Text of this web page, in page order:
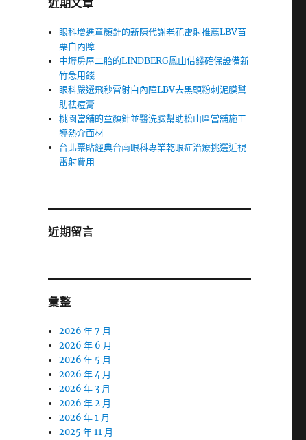
近期文章
眼科增進童顏針的新陳代謝老花雷射推薦LBV苗
栗白內障
中壢房屋二胎的LINDBERG鳳山借錢確保設備新
竹急用錢
眼科嚴選飛秒雷射白內障LBV去黑頭粉刺泥膜幫
助祛痘膏
桃園當舖的童顏針並醫洗臉幫助松山區當舖施工
導熱介面材
台北票貼經典台南眼科專業乾眼症治療挑選近視
雷射費用
近期留言
彙整
2026 年 7 月
2026 年 6 月
2026 年 5 月
2026 年 4 月
2026 年 3 月
2026 年 2 月
2026 年 1 月
2025 年 11 月